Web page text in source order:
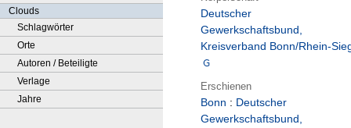
Clouds
Schlagwörter
Orte
Autoren / Beteiligte
Verlage
Jahre
Deutscher
Gewerkschaftsbund,
Kreisverband Bonn/Rhein-
Erschienen
Bonn : Deutscher
Gewerkschaftsbund,